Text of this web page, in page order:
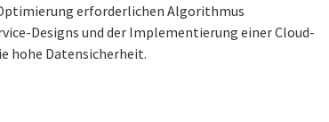
erforderlichen Algorithmus
Designs und der Implementierung einer Cloud-
hohe Datensicherheit.